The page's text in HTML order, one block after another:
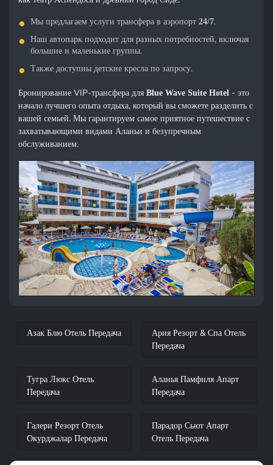
Мы предлагаем услуги трансфера в аэропорт24/7.
Наш автопарк подходит для разных потребностей, включая
большие и маленькие группы.
Также доступны детские кресла по запросу.
Бронирование VIP-транcфера дляBlue Wave Suite Hotel - это
начало лучшего опыта отдыха, который вы сможете разделить с
вашей семьей. Мы гарантируем самое приятное путешествие с
захватывающими видами Аланьи и безупречным
обслуживанием.
Азак Блю Отель Передача
Ария Резорт & Спа Отель
Передача
Тугра Люкс Отель
Передача
Аланья Памфиля Апарт
Передача
Галери Резорт Отель
Окурджалар Передача
Парадор Сьют Апарт
Отель Передача